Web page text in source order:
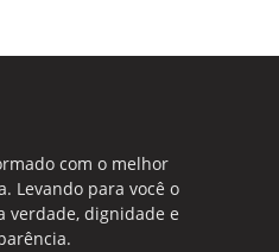
com o melhor
Levando para você o
verdade, dignidade e